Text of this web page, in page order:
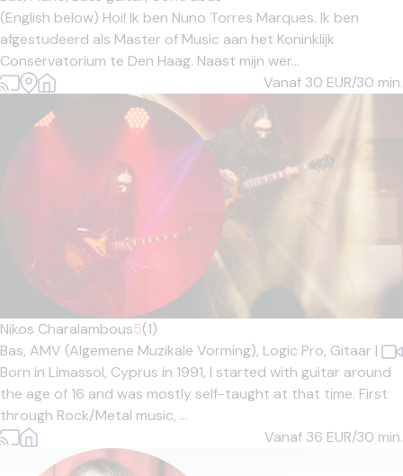
(English below) Hoi! Ik ben Nuno Torres Marques. Ik ben
afgestudeerd als Master of Music aan het Koninklijk
Conservatorium te Den Haag. Naast mijn wer...
Vanaf 30 EUR/30 min.
Nikos Charalambous5(1)
Bas, AMV (Algemene Muzikale Vorming), Logic Pro, Gitaar |
Born in Limassol, Cyprus in 1991, I started with guitar around
the age of 16 and was mostly self-taught at that time. First
through Rock/Metal music, ...
Vanaf 36 EUR/30 min.